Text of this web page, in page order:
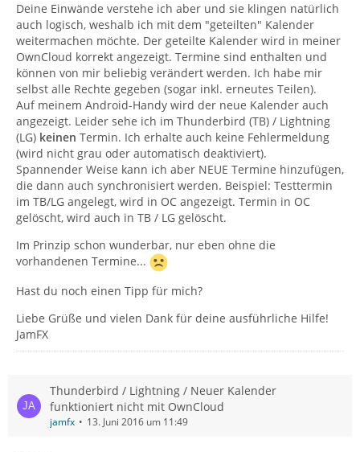
Deine Einwände verstehe ich aber und sie klingen natürlich
auch logisch, weshalb ich mit dem "geteilten" Kalender
weitermachen möchte. Der geteilte Kalender wird in meiner
OwnCloud korrekt angezeigt. Termine sind enthalten und
können von mir beliebig verändert werden. Ich habe mir
selbst alle Rechte gegeben (sogar inkl. erneutes Teilen).
Auf meinem Android-Handy wird der neue Kalender auch
angezeigt. Leider sehe ich im Thunderbird (TB) / Lightning
(LG) keinen Termin. Ich erhalte auch keine Fehlermeldung
(wird nicht grau oder automatisch deaktiviert).
Spannender Weise kann ich aber NEUE Termine hinzufügen,
die dann auch synchronisiert werden. Beispiel: Testtermin
im TB/LG angelegt, wird in OC angezeigt. Termin in OC
gelöscht, wird auch in TB / LG gelöscht.
Im Prinzip schon wunderbar, nur eben ohne die
vorhandenen Termine...
Hast du noch einen Tipp für mich?
Liebe Grüße und vielen Dank für deine ausführliche Hilfe!
JamFX
Thunderbird / Lightning / Neuer Kalender
funktioniert nicht mit OwnCloud
jamfx 13. Juni 2016 um 11:49